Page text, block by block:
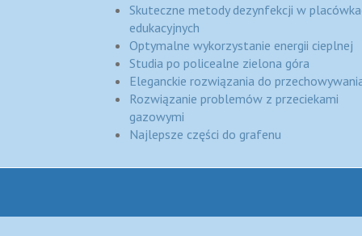
Skuteczne metody dezynfekcji w
edukacyjnych
Optymalne wykorzystanie energii cieplnej
Studia po policealne zielona góra
Eleganckie rozwiązania do
Rozwiązanie problemów z przeciekami
gazowymi
Najlepsze części do grafenu